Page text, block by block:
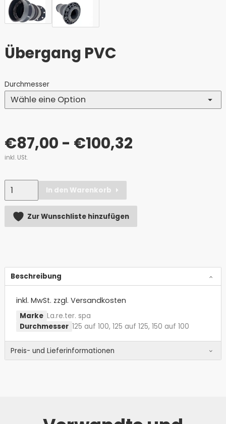
Übergang PVC
Durchmesser
€87,00 - €100,32
inkl. USt.
Anzahl
In den Warenkorb
Alternative:
Zur Wunschliste hinzufügen
Beschreibung
inkl. MwSt. zzgl. Versandkosten
La.re.ter. spa
Marke
125 auf 100, 125 auf 125, 150 auf 100
Durchmesser
Preis- und Lieferinformationen